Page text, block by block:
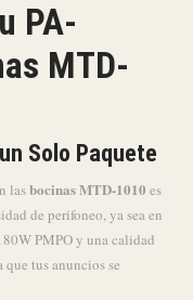
PA-
MTD-
Solo Paquete
lasbocinas MTD-1010 es
de perifoneo, ya sea en
PMPO y una calidad
tus anuncios se